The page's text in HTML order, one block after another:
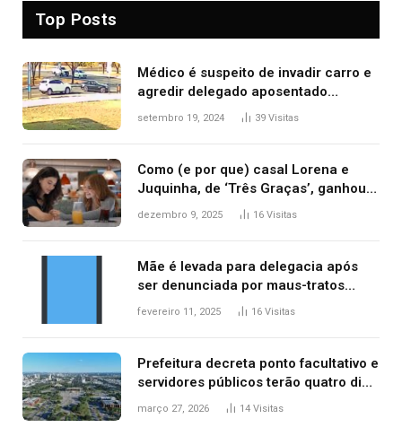
Top Posts
Médico é suspeito de invadir carro e
agredir delegado aposentado
durante confusão no trânsito
setembro 19, 2024 39 Visitas
Como (e por que) casal Lorena e
Juquinha, de ‘Três Graças’, ganhou
repercussão internacional
dezembro 9, 2025 16 Visitas
Mãe é levada para delegacia após
ser denunciada por maus-tratos
contra dois filhos, diz polícia
fevereiro 11, 2025 16 Visitas
Prefeitura decreta ponto facultativo e
servidores públicos terão quatro dias
de folga na Semana Santa
março 27, 2026 14 Visitas